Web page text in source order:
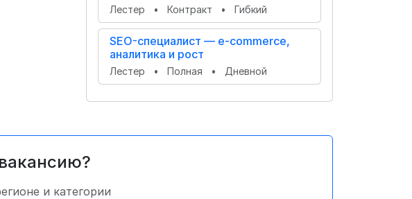
Лестер • Контракт • Гибкий
SEO-специалист — e‑commerce,
аналитика и рост
Лестер • Полная • Дневной
и категории